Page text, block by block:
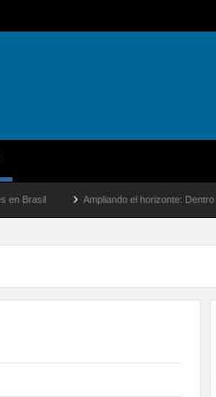
Ampliando el horizonte: Dentro del vuelo de